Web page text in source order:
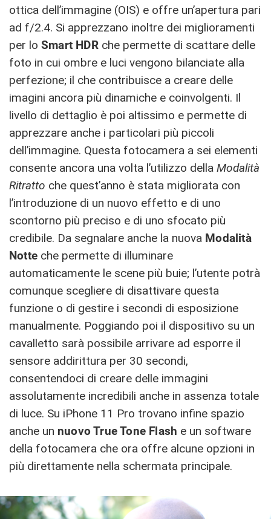
ottica dell’immagine (OIS) e offre un’apertura pari
ad f/2.4. Si apprezzano inoltre dei miglioramenti
per lo Smart HDR che permette di scattare delle
foto in cui ombre e luci vengono bilanciate alla
perfezione; il che contribuisce a creare delle
imagini ancora più dinamiche e coinvolgenti. Il
livello di dettaglio è poi altissimo e permette di
apprezzare anche i particolari più piccoli
dell’immagine. Questa fotocamera a sei elementi
consente ancora una volta l’utilizzo della Modalità
Ritratto che quest’anno è stata migliorata con
l’introduzione di un nuovo effetto e di uno
scontorno più preciso e di uno sfocato più
credibile. Da segnalare anche la nuova Modalità
Notte che permette di illuminare
automaticamente le scene più buie; l’utente potrà
comunque scegliere di disattivare questa
funzione o di gestire i secondi di esposizione
manualmente. Poggiando poi il dispositivo su un
cavalletto sarà possibile arrivare ad esporre il
sensore addirittura per 30 secondi,
consentendoci di creare delle immagini
assolutamente incredibili anche in assenza totale
di luce. Su iPhone 11 Pro trovano infine spazio
anche un nuovo True Tone Flash e un software
della fotocamera che ora offre alcune opzioni in
più direttamente nella schermata principale.